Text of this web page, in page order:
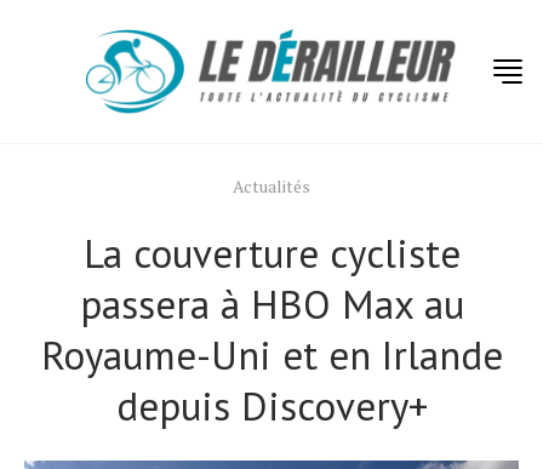
Actualités
La couverture cycliste
passera à HBO Max au
Royaume-Uni et en Irlande
depuis Discovery+
Actualités